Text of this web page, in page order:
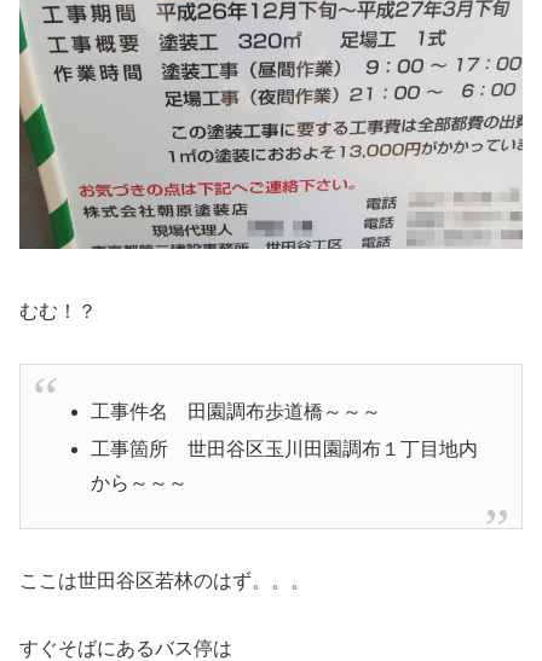
むむ！？
工事件名 田園調布歩道橋～～～
工事箇所 世田谷区玉川田園調布１丁目地内
から～～～
ここは世田谷区若林のはず。。。
すぐそばにあるバス停は